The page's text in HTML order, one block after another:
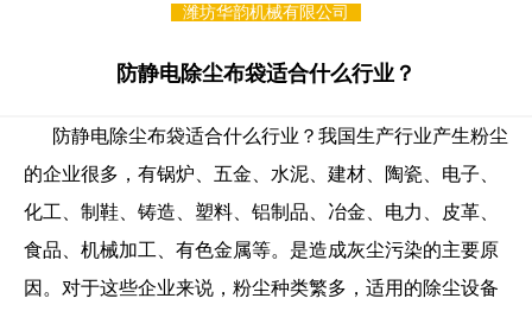
潍坊华韵机械有限公司
防静电除尘布袋适合什么行业？
防静电除尘布袋适合什么行业？我国生产行业产生粉尘
的企业很多，有锅炉、五金、水泥、建材、陶瓷、电子、
化工、制鞋、铸造、塑料、铝制品、冶金、电力、皮革、
食品、机械加工、有色金属等。是造成灰尘污染的主要原
因。对于这些企业来说，粉尘种类繁多，适用的除尘设备